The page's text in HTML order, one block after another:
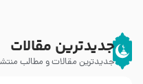
جدیدترین مقالات
جدیدترین مقالات و مطالب